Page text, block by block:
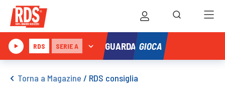
RDS SERIE A GUARDA GIOCA
Torna a Magazine / RDS consiglia